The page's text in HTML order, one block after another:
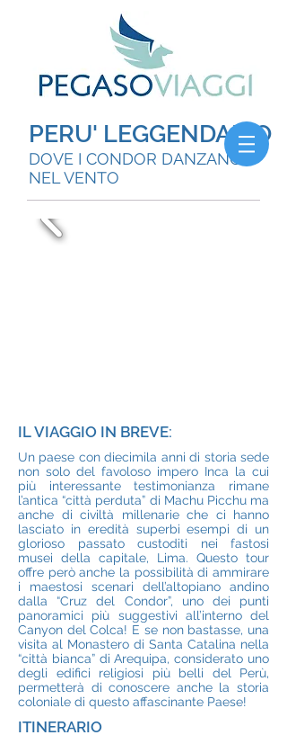
PERU' LEGGENDARIO
DOVE I CONDOR DANZANO
NEL VENTO
IL VIAGGIO IN BREVE:
Un paese con diecimila anni di storia sede
non solo del favoloso impero Inca la cui
più interessante testimonianza rimane
l’antica “città perduta” di Machu Picchu ma
anche di civiltà millenarie che ci hanno
lasciato in eredità superbi esempi di un
glorioso passato custoditi nei fastosi
musei della capitale, Lima. Questo tour
offre però anche la possibilità di ammirare
i maestosi scenari dell’altopiano andino
dalla “Cruz del Condor”, uno dei punti
panoramici più suggestivi all’interno del
Canyon del Colca! E se non bastasse, una
visita al Monastero di Santa Catalina nella
“città bianca” di Arequipa, considerato uno
degli edifici religiosi più belli del Perù,
permetterà di conoscere anche la storia
coloniale di questo affascinante Paese!
ITINERARIO